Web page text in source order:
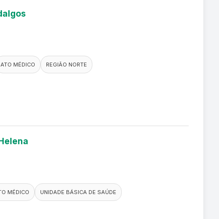
ATO MÉDICO REGIÃO NORTE
MÉDICO UNIDADE BÁSICA DE SAÚDE